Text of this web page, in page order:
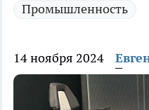
Промышленность
14 ноября 2024